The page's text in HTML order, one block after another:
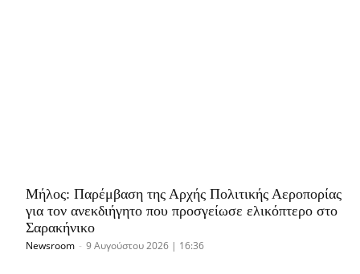
Μήλος: Παρέμβαση της Αρχής Πολιτικής Αεροπορίας
για τον ανεκδιήγητο που προσγείωσε ελικόπτερο στο
Σαρακήνικο
Newsroom - 9 Αυγούστου 2026 | 16:36